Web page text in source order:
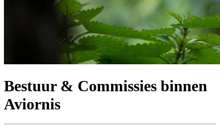
Bestuur & Commissies binnen
Aviornis